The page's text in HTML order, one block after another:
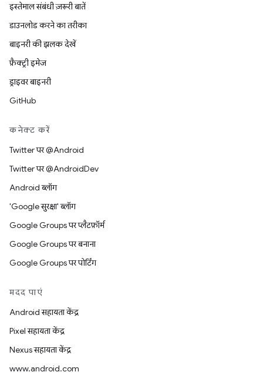
इस्तेमाल संबंधी ज़रूरी बातें
डाउनलोड करने का तरीका
बाइनरी की झलक देखें
फ़ैक्ट्री इमेज
ड्राइवर बाइनरी
GitHub
कनेक्ट करें
Twitter पर @Android
Twitter पर @AndroidDev
Android ब्लॉग
'Google सुरक्षा' ब्लॉग
Google Groups पर प्लैटफ़ॉर्म
Google Groups पर बनाना
Google Groups पर पोर्टिंग
मदद पाएं
Android सहायता केंद्र
Pixel सहायता केंद्र
Nexus सहायता केंद्र
www.android.com